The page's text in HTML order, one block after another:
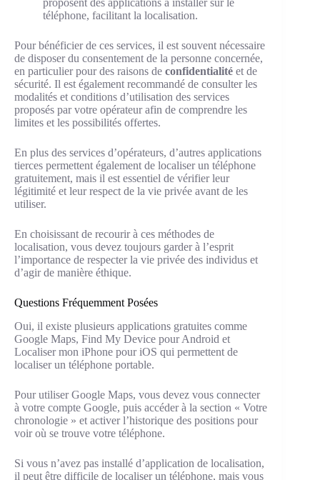
téléphone, facilitant la localisation.
Pour bénéficier de ces services, il est souvent nécessaire
de disposer du consentement de la personne concernée,
en particulier pour des raisons de confidentialité et de
sécurité. Il est également recommandé de consulter les
modalités et conditions d’utilisation des services
proposés par votre opérateur afin de comprendre les
limites et les possibilités offertes.
En plus des services d’opérateurs, d’autres applications
tierces permettent également de localiser un téléphone
gratuitement, mais il est essentiel de vérifier leur
légitimité et leur respect de la vie privée avant de les
utiliser.
En choisissant de recourir à ces méthodes de
localisation, vous devez toujours garder à l’esprit
l’importance de respecter la vie privée des individus et
d’agir de manière éthique.
Questions Fréquemment Posées
Oui, il existe plusieurs applications gratuites comme
Google Maps, Find My Device pour Android et
Localiser mon iPhone pour iOS qui permettent de
localiser un téléphone portable.
Pour utiliser Google Maps, vous devez vous connecter
à votre compte Google, puis accéder à la section « Votre
chronologie » et activer l’historique des positions pour
voir où se trouve votre téléphone.
Si vous n’avez pas installé d’application de localisation,
il peut être difficile de localiser un téléphone, mais vous